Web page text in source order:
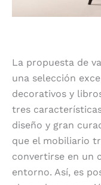
La propuesta de
una selección
decorativos y
tres
diseño y gran
que el mobiliario
convertirse en un
entorno. Así, es